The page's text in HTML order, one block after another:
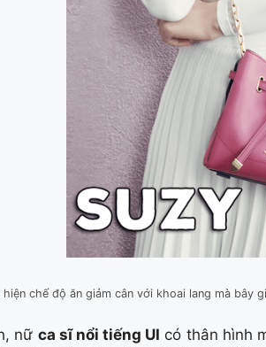
chế độ ăn giảm cân với khoai lang mà
nữ ca sĩ nổi tiếng UI có thân hình